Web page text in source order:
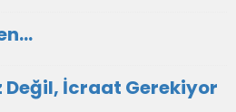
Değil, İcraat Gerekiyor